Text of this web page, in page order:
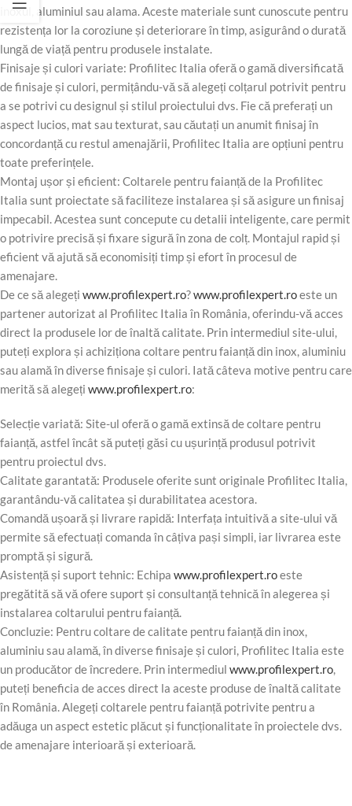
inoxul, aluminiul sau alama. Aceste materiale sunt cunoscute pentru
rezistența lor la coroziune și deteriorare în timp, asigurând o durată
lungă de viață pentru produsele instalate.
Finisaje și culori variate: Profilitec Italia oferă o gamă diversificată
de finisaje și culori, permițându-vă să alegeți colțarul potrivit pentru
a se potrivi cu designul și stilul proiectului dvs. Fie că preferați un
aspect lucios, mat sau texturat, sau căutați un anumit finisaj în
concordanță cu restul amenajării, Profilitec Italia are opțiuni pentru
toate preferințele.
Montaj ușor și eficient: Coltarele pentru faianță de la Profilitec
Italia sunt proiectate să faciliteze instalarea și să asigure un finisaj
impecabil. Acestea sunt concepute cu detalii inteligente, care permit
o potrivire precisă și fixare sigură în zona de colț. Montajul rapid și
eficient vă ajută să economisiți timp și efort în procesul de
amenajare.
De ce să alegeți www.profilexpert.ro?www.profilexpert.roeste un
partener autorizat al Profilitec Italia în România, oferindu-vă acces
direct la produsele lor de înaltă calitate. Prin intermediul site-ului,
puteți explora și achiziționa coltare pentru faianță din inox, aluminiu
sau alamă în diverse finisaje și culori. Iată câteva motive pentru care
merită să alegeți www.profilexpert.ro:
Selecție variată: Site-ul oferă o gamă extinsă de coltare pentru
faianță, astfel încât să puteți găsi cu ușurință produsul potrivit
pentru proiectul dvs.
Calitate garantată: Produsele oferite sunt originale Profilitec Italia,
garantându-vă calitatea și durabilitatea acestora.
Comandă ușoară și livrare rapidă: Interfața intuitivă a site-ului vă
permite să efectuați comanda în câțiva pași simpli, iar livrarea este
promptă și sigură.
Asistență și suport tehnic: Echipa www.profilexpert.roeste
pregătită să vă ofere suport și consultanță tehnică în alegerea și
instalarea coltarului pentru faianță.
Concluzie: Pentru coltare de calitate pentru faianță din inox,
aluminiu sau alamă, în diverse finisaje și culori, Profilitec Italia este
un producător de încredere. Prin intermediul www.profilexpert.ro
puteți beneficia de acces direct la aceste produse de înaltă calitate
în România. Alegeți coltarele pentru faianță potrivite pentru a
adăuga un aspect estetic plăcut și funcționalitate în proiectele dvs.
de amenajare interioară și exterioară.